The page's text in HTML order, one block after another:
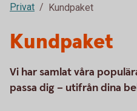
Privat Kundpaket
Kundpaket
Vi har samlat våra
passa dig – utifrån dina